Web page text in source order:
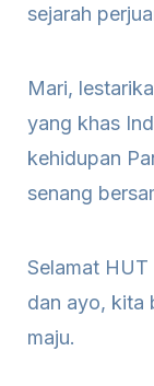
sejarah
Mari,
yang khas
kehidupan
senang
Selamat
dan ayo, kita
maju.